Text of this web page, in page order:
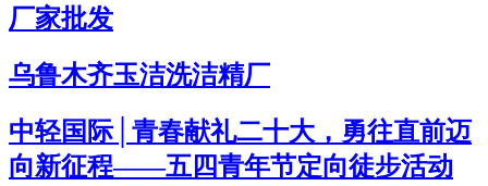
厂家批发
乌鲁木齐玉洁洗洁精厂
中轻国际│青春献礼二十大，勇往直前迈
向新征程——五四青年节定向徒步活动